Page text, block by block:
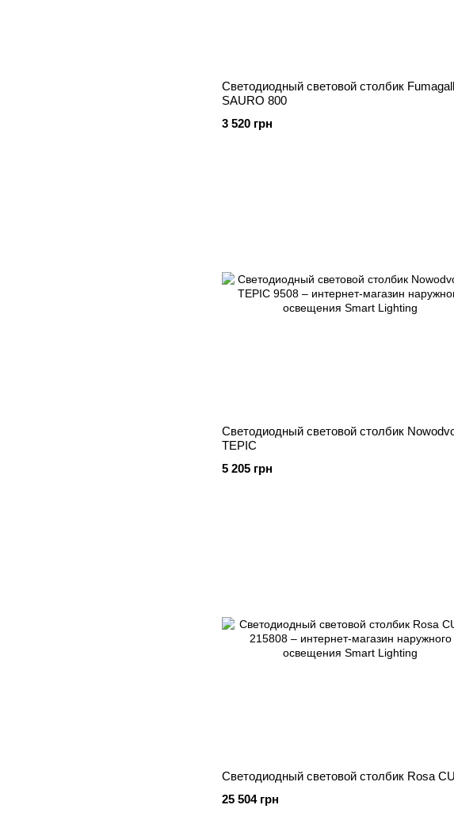
Светодиодный световой столбик
SAURO 800
3 520 грн
Светодиодный световой столбик
TEPIC
5 205 грн
Светодиодный световой столбик Rosa
25 504 грн